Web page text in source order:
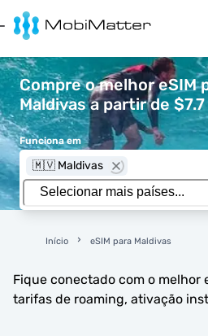
Compre o melhor eSIM
Maldivas a partir de
Funciona em
🇲🇻 Maldivas
Início eSIM para Maldivas
Fique conectado com o melhor
tarifas de roaming, ativação